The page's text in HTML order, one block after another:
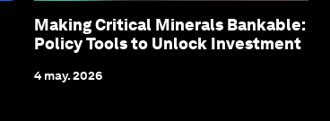
Making Critical Minerals Bankable:
Policy Tools to Unlock Investment
4 may. 2026